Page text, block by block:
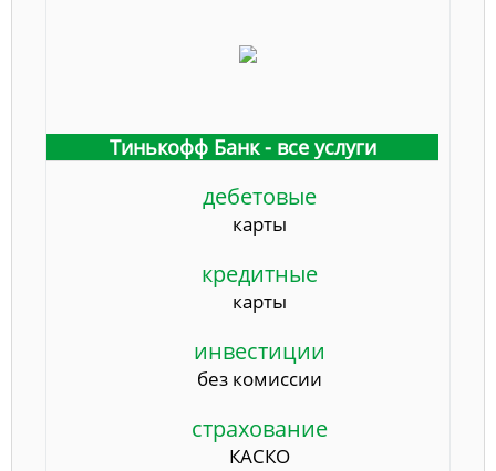
Тинькофф Банк - все услуги
дебетовые
карты
кредитные
карты
инвестиции
без комиссии
страхование
КАСКО